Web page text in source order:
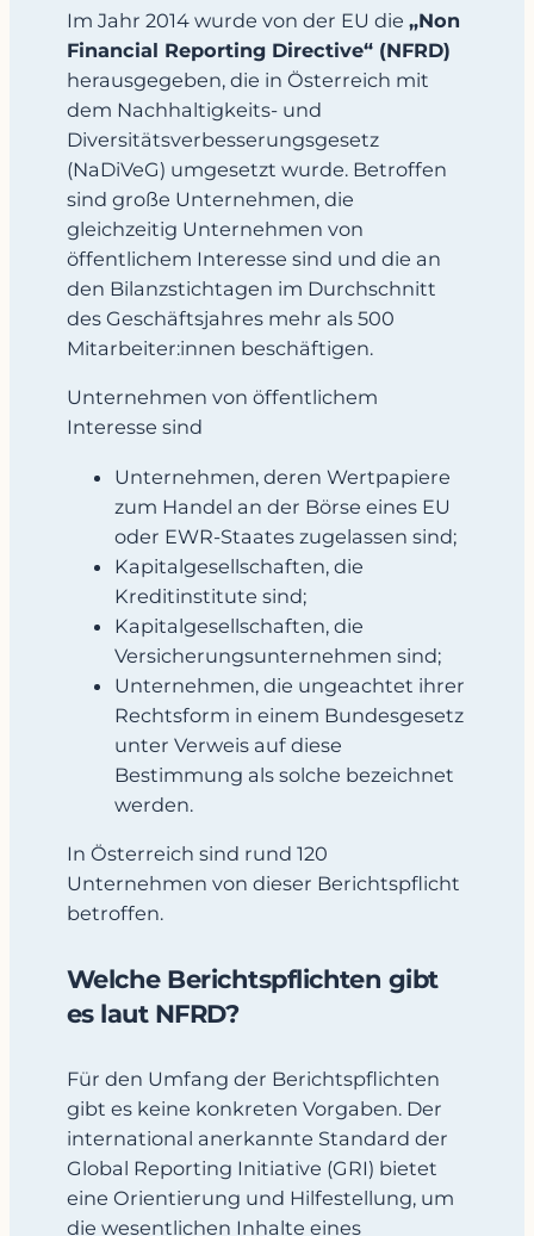
Im Jahr 2014 wurde von der EU die „Non
Financial Reporting Directive“ (NFRD)
herausgegeben, die in Österreich mit
dem Nachhaltigkeits- und
Diversitätsverbesserungsgesetz
(NaDiVeG) umgesetzt wurde. Betroffen
sind große Unternehmen, die
gleichzeitig Unternehmen von
öffentlichem Interesse sind und die an
den Bilanzstichtagen im Durchschnitt
des Geschäftsjahres mehr als 500
Mitarbeiter:innen beschäftigen.
Unternehmen von öffentlichem
Interesse sind
Unternehmen, deren Wertpapiere
zum Handel an der Börse eines EU
oder EWR-Staates zugelassen sind;
Kapitalgesellschaften, die
Kreditinstitute sind;
Kapitalgesellschaften, die
Versicherungsunternehmen sind;
Unternehmen, die ungeachtet ihrer
Rechtsform in einem Bundesgesetz
unter Verweis auf diese
Bestimmung als solche bezeichnet
werden.
In Österreich sind rund 120
Unternehmen von dieser Berichtspflicht
betroffen.
Welche Berichtspflichten gibt
es laut NFRD?
Für den Umfang der Berichtspflichten
gibt es keine konkreten Vorgaben. Der
international anerkannte Standard der
Global Reporting Initiative (GRI) bietet
eine Orientierung und Hilfestellung, um
die wesentlichen Inhalte eines